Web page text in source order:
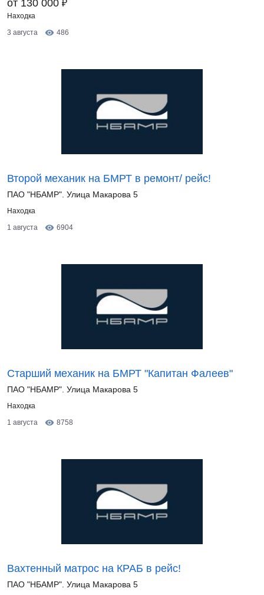
от 130 000
Находка
3 августа
486
Второй механик на БМРТ в ремонт/ рейс!
ПАО "НБАМР". Улица Макарова 5
Находка
1 августа
6904
Старший механик на БМРТ "Капитан Фалеев"
ПАО "НБАМР". Улица Макарова 5
Находка
1 августа
8758
Вахтенный матрос на КРАБ в рейс!
ПАО "НБАМР". Улица Макарова 5